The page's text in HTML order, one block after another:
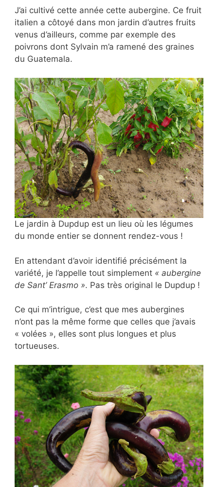
J’ai cultivé cette année cette aubergine. Ce fruit
italien a côtoyé dans mon jardin d’autres fruits
venus d’ailleurs, comme par exemple des
poivrons dont Sylvain m’a ramené des graines
du Guatemala.
Le jardin à Dupdup est un lieu où les légumes
du monde entier se donnent rendez-vous !
En attendant d’avoir identifié précisément la
variété, je l’appelle tout simplement « aubergine
de Sant’ Erasmo ». Pas très original le Dupdup !
Ce qui m’intrigue, c’est que mes aubergines
n’ont pas la même forme que celles que j’avais
« volées », elles sont plus longues et plus
tortueuses.